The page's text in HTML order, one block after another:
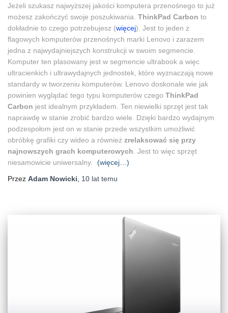
Jeżeli szukasz najwyższej jakości komputera przenośnego to już
możesz zakończyć swoje poszukiwania. ThinkPad Carbon to
dokładnie to czego potrzebujesz (więcej). Jest to jeden z
flagowych komputerów przenośnych marki Lenovo i zarazem
jedna z najwydajniejszych konstrukcji w swoim segmencie.
Komputer ten plasowany jest w segmencie ultrabook a więc
ultracienkich i ultrawydajnych jednostek, które wyznaczają nowe
standardy w tworzeniu komputerów. Lenovo doskonale wie jak
powinien wyglądać tego typu komputerów czego ThinkPad
Carbon jest idealnym przykładem. Ten niewielki sprzęt jest tak
naprawdę w stanie zrobić bardzo wiele. Dzięki bardzo wydajnym
podzespołom jest on w stanie przede wszystkim umożliwić
obróbkę grafiki czy wideo a również zrelaksować się przy
najnowszych grach komputerowych . Jest to więc sprzęt
niesamowicie uniwersalny.
(więcej…)
Przez Adam Nowicki 10 lat temu